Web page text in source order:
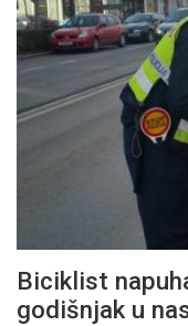
Biciklist
godišnjak u